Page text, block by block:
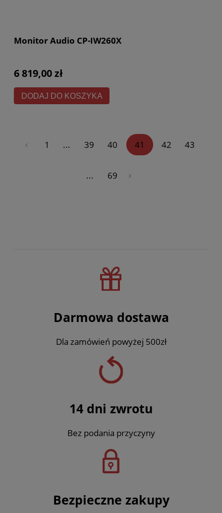
Monitor Audio CP-IW260X
6 819,00 zł
DODAJ DO KOSZYKA
« 1 ... 39 40 41 42 43
... 69 »
Darmowa dostawa
Dla zamówień powyżej 500zł
14 dni zwrotu
Bez podania przyczyny
Bezpieczne zakupy